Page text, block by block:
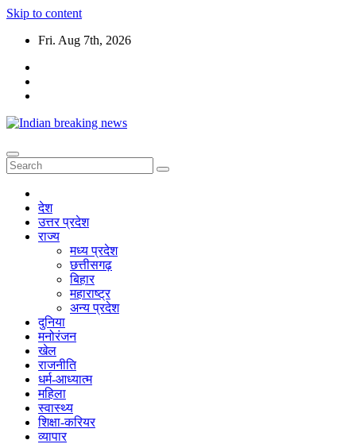
Skip to content
Fri. Aug 7th, 2026
देश
उत्तर प्रदेश
राज्य
मध्य प्रदेश
छत्तीसगढ़
बिहार
महाराष्ट्र
अन्य प्रदेश
दुनिया
मनोरंजन
खेल
राजनीति
धर्म-आध्यात्म
महिला
स्वास्थ्य
शिक्षा-करियर
व्यापार